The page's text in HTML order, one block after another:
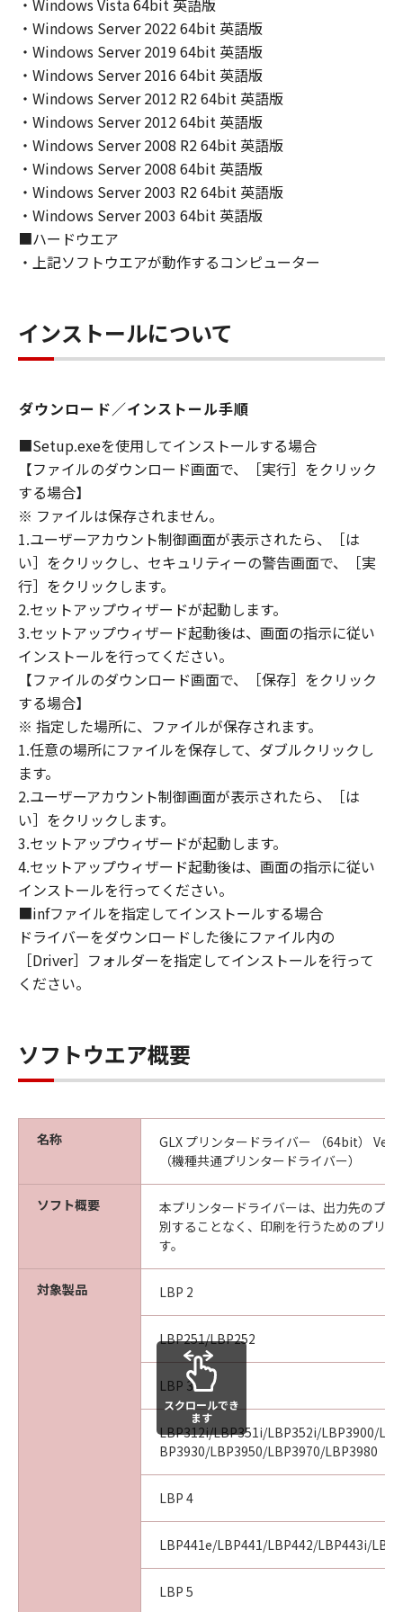
IMPLIED WARRANTIES OF MERCHANTABILITY
AND FITNESS FOR A PARTICULAR PURPOSE.
THE ENTIRE RISK AS TO THE QUALITY AND
PERFORMANCE OF THE SOFTWARE IS WITH
YOU. SHOULD THE SOFTWARE PROVE
DEFECTIVE, YOU ASSUME THE ENTIRE COST
OF ALL NECESSARY SERVICING, REPAIR OR
CORRECTION. SOME STATES OR LEGAL
JURISDICTIONS DO NOT ALLOW THE
EXCLUSION OF IMPLIED WARRANTIES, SO
THE ABOVE EXCLUSION MAY NOT APPLY TO
YOU.
RIGHTS WHICH VARY FROM STATE TO STATE
OR JURISDICTION TO JURISDICTION.
NEITHER CANON, CANON'S SUBSIDIARIES OR
DEALERS NOR CANON'S LICENSORS
CONTAINED IN THE SOFTWARE WILL MEET
YOUR REQUIREMENTS OR THAT THE
OPERATION OF THE SOFTWARE WILL BE
UNINTERRUPTED OR ERROR FREE.
[NO LIABILITY FOR DAMAGES] IN NO EVENT
SHALL EITHER CANON, CANON'S
SUBSIDIARIES OR AFFILIATES, THEIR
DISTRIBUTORS DEALERS OR CANON'S
LICENSORS BE LIABLE FOR ANY DAMAGES
WHATSOEVER (INCLUDING WITHOUT
LIMITATION, LOSS OF BUSINESS PROFITS,
LOSS OF BUSINESS INFORMATION, LOSS OF
BUSINESS INTERRUPTION OR OTHER
COMPENSATORY, INCIDENTAL OR
CONSEQUENTIAL DAMAGES) ARISING OUT OF
THE SOFTWARE, USE THEREOF OR INABILITY
TO USE THE SOFTWARE EVEN IF EITHER
CANON, CANON'S SUBSIDIARIES OR
AFFILIATES, THEIR DISTRIBUTORS, DEALERS
OR CANON'S LICENSORS HAVE BEEN ADVISED
OF THE POSSIBILITY OF SUCH DAMAGES.
SOME STATES OR LEGAL JURISDICTIONS DO
NOT ALLOW THE LIMITATION OR EXCLUSION
OF LIABILITY FOR INCIDENTAL OR
CONSEQUENTIAL DAMAGES, OR PERSONAL
INJURY OR DEATH RESULTING FROM
MAY NOT APPLY TO YOU.
[RELEASE OF LIABILITY] TO THE FULL
YOU HEREBY RELEASE CANON, CANON'S
SUBSIDIARIES AND AFFILIATES, THEIR
DISTRIBUTORS, DEALERS AND CANON'S
LICENSORS FROM ANY AND ALL LIABILITY
ARISING FROM OR RELATED TO ALL CLAIMS
CONCERNING THE SOFTWARE OR ITS USE.
This Agreement is effective upon your
acceptance hereof by clicking the button
indicating your acceptance as stated below or
installing the SOFTWARE and remains in
effect until terminated. You may terminate
this Agreement by destroying the SOFTWARE
including any and all copies thereof.
This Agreement shall also terminate if you fail
to comply with any terms hereof. Upon
termination of this Agreement, in addition to
Canon enforcing its respective legal rights,
thereof. Notwithstanding the foregoing,
termination of this Agreement.
・Windows Vista 64bit 英語版
・Windows Server 2022 64bit 英語版
・Windows Server 2019 64bit 英語版
・Windows Server 2016 64bit 英語版
・Windows Server 2012 R2 64bit 英語版
・Windows Server 2012 64bit 英語版
・Windows Server 2008 R2 64bit 英語版
・Windows Server 2008 64bit 英語版
・Windows Server 2003 R2 64bit 英語版
・Windows Server 2003 64bit 英語版
■ハードウエア
・上記ソフトウエアが動作するコンピューター
インストールについて
ダウンロード／インストール手順
■Setup.exeを使用してインストールする場合
【ファイルのダウンロード画面で、［実行］をクリック
する場合】
※ ファイルは保存されません。
1.ユーザーアカウント制御画面が表示されたら、［は
い］をクリックし、セキュリティーの警告画面で、［実
行］をクリックします。
2.セットアップウィザードが起動します。
3.セットアップウィザード起動後は、画面の指示に従い
インストールを行ってください。
【ファイルのダウンロード画面で、［保存］をクリック
する場合】
※ 指定した場所に、ファイルが保存されます。
1.任意の場所にファイルを保存して、ダブルクリックし
ます。
2.ユーザーアカウント制御画面が表示されたら、［は
い］をクリックします。
3.セットアップウィザードが起動します。
4.セットアップウィザード起動後は、画面の指示に従い
インストールを行ってください。
■infファイルを指定してインストールする場合
ドライバーをダウンロードした後にファイル内の
［Driver］フォルダーを指定してインストールを行って
ください。
ソフトウエア概要
名称
GLX プリンタードライバー （64bit）
（機種共通プリンタードライバー）
ソフト概要
本プリンタードライバーは、出力先のプ
別することなく、印刷を行うためのプリ
す。
対象製品 LBP 2
LBP251/LBP252
LBP 3
LBP312i/LBP351i/LBP352i/LBP3900/
BP3930/LBP3950/LBP3970/LBP3980
LBP 4
LBP441e/LBP441/LBP442/LBP443i/
LBP 5
スクロールでき
ます